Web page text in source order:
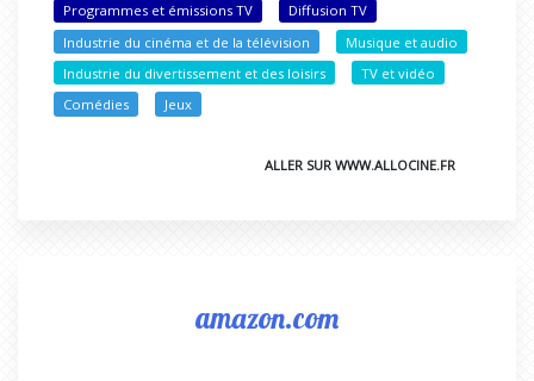
Programmes et émissions TV
Diffusion TV
Industrie du cinéma et de la télévision
Musique et audio
Industrie du divertissement et des loisirs
TV et vidéo
Comédies
Jeux
ALLER SUR WWW.ALLOCINE.FR
amazon.com